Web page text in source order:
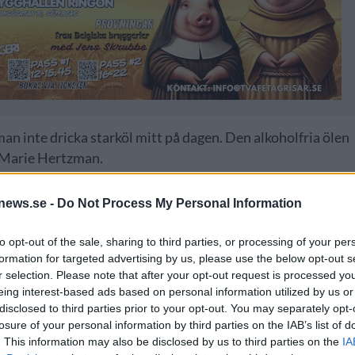
- Do Not Process My Personal Information
opt-out of the sale, sharing to third parties, or processing of your
for targeted advertising by us, please use the below opt-out
selection. Please note that after your opt-out request is processed
interest-based ads based on personal information utilized by us
to third parties prior to your opt-out. You may separately
of your personal information by third parties on the IAB’s list of
This information may also be disclosed by us to third parties on the
inte dricka starköl mitt på dagen. Den alkoholfria ölen
Hertzman.
alkoholfri öl i Sverige och de noterade också en ökning
är nöjda med sin 59-procentiga ökning.
sommaren.
men även om fotbolls-VM. Kolsyrat vatten har gått
värmen att göra, säger Hertzman.
under den gångna sommaren, från maj till augusti.